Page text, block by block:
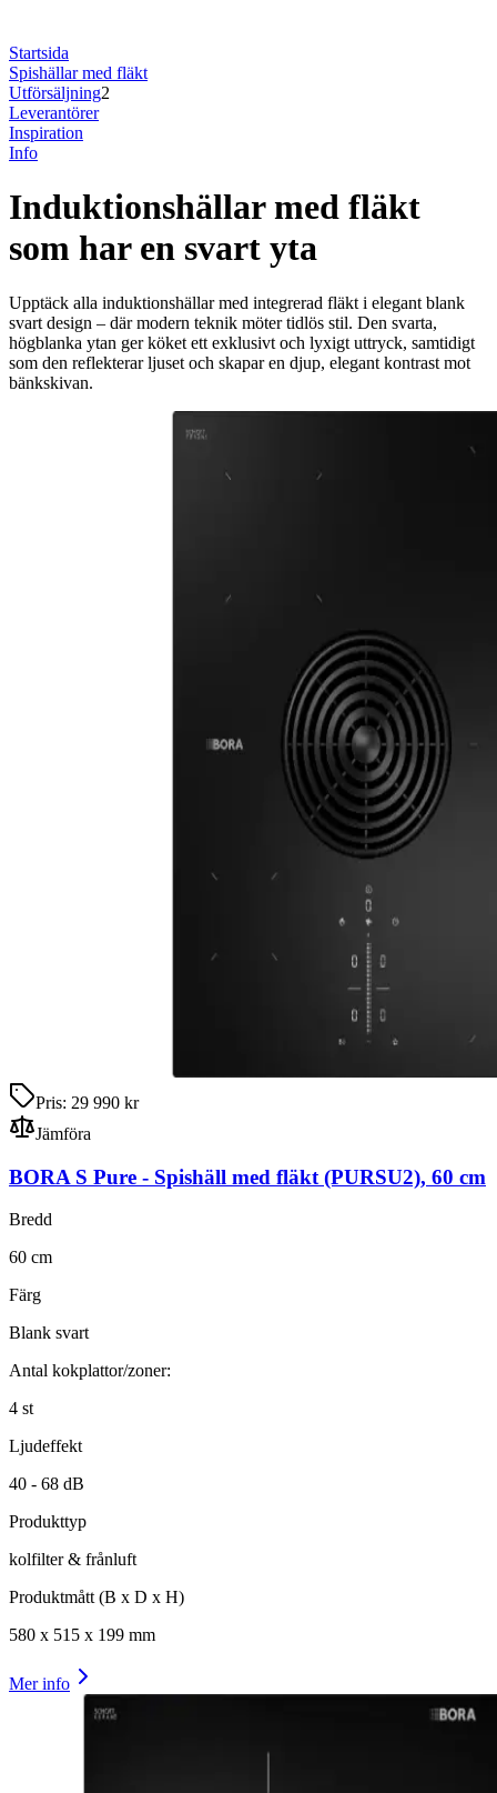
Startsida
Spishällar med fläkt
Utförsäljning2
Leverantörer
Inspiration
Info
Induktionshällar med fläkt
som har en svart yta
Upptäck alla induktionshällar med integrerad fläkt i elegant blank
svart design – där modern teknik möter tidlös stil. Den svarta,
högblanka ytan ger köket ett exklusivt och lyxigt uttryck, samtidigt
som den reflekterar ljuset och skapar en djup, elegant kontrast mot
bänkskivan.
Pris: 29 990 kr
Jämföra
BORA S Pure - Spishäll med fläkt (PURSU2), 60 cm
Bredd
60 cm
Färg
Blank svart
Antal kokplattor/zoner:
4 st
Ljudeffekt
40 - 68 dB
Produkttyp
kolfilter & frånluft
Produktmått (B x D x H)
580 x 515 x 199 mm
Mer info